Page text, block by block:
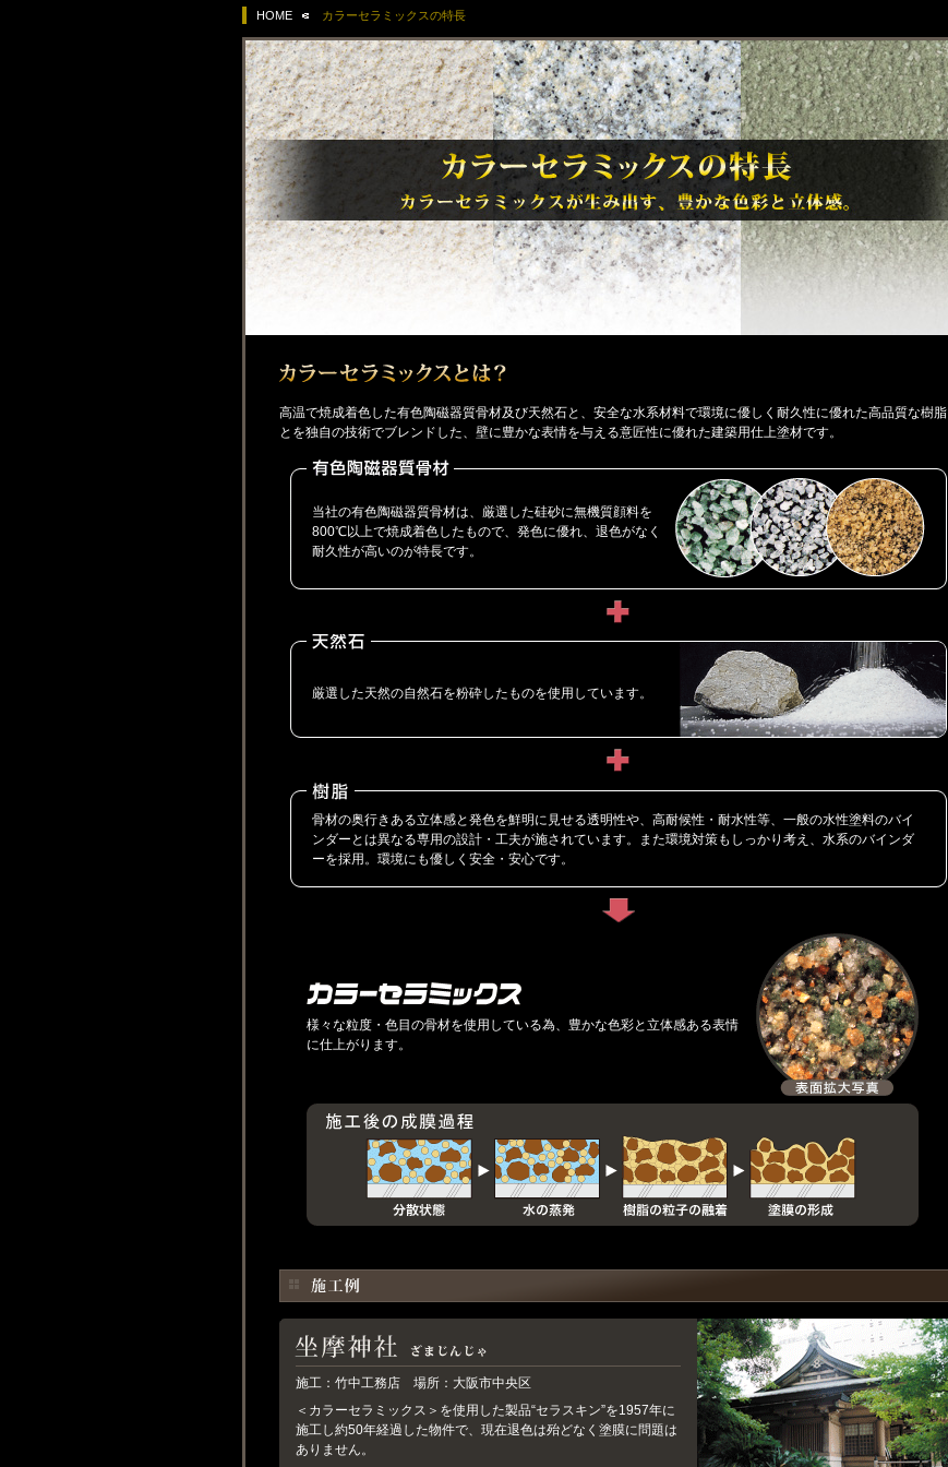
HOME カラーセラミックスの特長
高温で焼成着色した有色陶磁器質骨材及び天然石と、安全な水系材料で環境に優しく耐久性に優れた高品質な樹脂
とを独自の技術でブレンドした、壁に豊かな表情を与える意匠性に優れた建築用仕上塗材です。
当社の有色陶磁器質骨材は、厳選した硅砂に無機質顔料を
800℃以上で焼成着色したもので、発色に優れ、退色がなく
耐久性が高いのが特長です。
厳選した天然の自然石を粉砕したものを使用しています。
骨材の奥行きある立体感と発色を鮮明に見せる透明性や、高耐候性・耐水性等、一般の水性塗料のバイ
ンダーとは異なる専用の設計・工夫が施されています。また環境対策もしっかり考え、水系のバインダ
ーを採用。環境にも優しく安全・安心です。
様々な粒度・色目の骨材を使用している為、豊かな色彩と立体感ある表情
に仕上がります。
施工：竹中工務店 場所：大阪市中央区
＜カラーセラミックス＞を使用した製品“セラスキン”を1957年に
施工し約50年経過した物件で、現在退色は殆どなく塗膜に問題は
ありません。